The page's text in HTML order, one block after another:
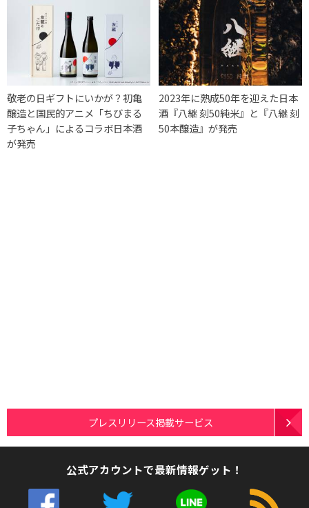
敬老の日ギフトにいかが？初亀
醸造と国民的アニメ「ちびまる
子ちゃん」によるコラボ日本酒
が発売
2023年に熟成50年を迎えた日本
酒『八継 刻50純米』と『八継 刻
50本醸造』が発売
プレスリリース掲載サービス
公式アカウントで最新情報ゲット！